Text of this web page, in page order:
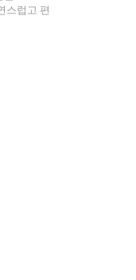
스럽고 편